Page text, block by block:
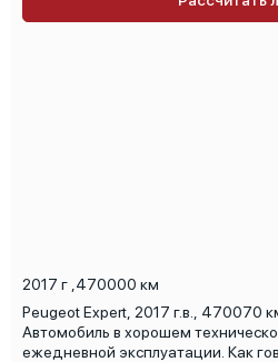
2017 г 470000 км
Peugeot Expert, 2017 г.в., 470070
Автомобиль в хорошем
ежедневной эксплуатации. Как